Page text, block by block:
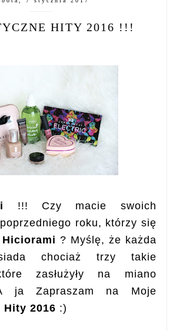
HITY 2016 !!!
!!! Czy macie swoich
roku, którzy się
Hiciorami ? Myślę, że każda
chociaż trzy takie
zasłużyły na miano
ja Zapraszam na Moje
Hity 2016 :)